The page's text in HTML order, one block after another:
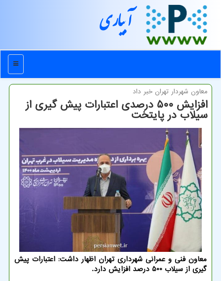
آبیاری
منو
معاون شهردار تهران خبر داد
افزایش ۵۰۰ درصدی اعتبارات پیش گیری از
سیلاب در پایتخت
معاون فنی و عمرانی شهرداری تهران اظهار داشت: اعتبارات پیش
گیری از سیلاب 500 درصد افزایش دارد.